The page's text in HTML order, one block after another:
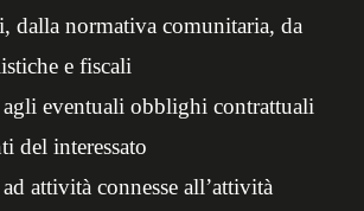
dalla normativa comunitaria, da
e fiscali
eventuali obblighi contrattuali
del interessato
attività connesse all’attività